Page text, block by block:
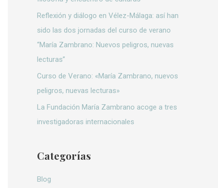
Reflexión y diálogo en Vélez-Málaga: así han
sido las dos jornadas del curso de verano
“María Zambrano: Nuevos peligros, nuevas
lecturas”
Curso de Verano: «María Zambrano, nuevos
peligros, nuevas lecturas»
La Fundación María Zambrano acoge a tres
investigadoras internacionales
Categorías
Blog